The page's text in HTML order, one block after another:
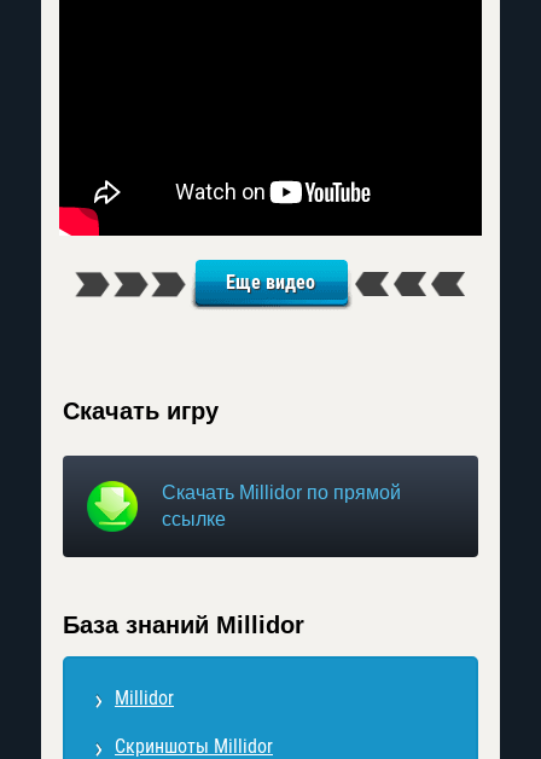
Еще видео
Скачать игру
Скачать Millidor по прямой
ссылке
База знаний Millidor
Millidor
Скриншоты Millidor